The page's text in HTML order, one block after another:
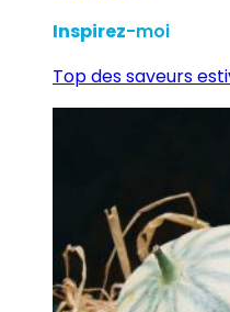
Inspirez-moi
Top des saveurs